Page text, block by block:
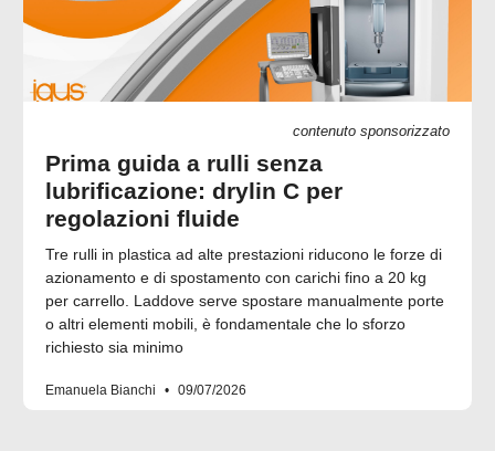
contenuto sponsorizzato
Prima guida a rulli senza
lubrificazione: drylin C per
regolazioni fluide
Tre rulli in plastica ad alte prestazioni riducono le forze di
azionamento e di spostamento con carichi fino a 20 kg
per carrello. Laddove serve spostare manualmente porte
o altri elementi mobili, è fondamentale che lo sforzo
richiesto sia minimo
Emanuela Bianchi 09/07/2026